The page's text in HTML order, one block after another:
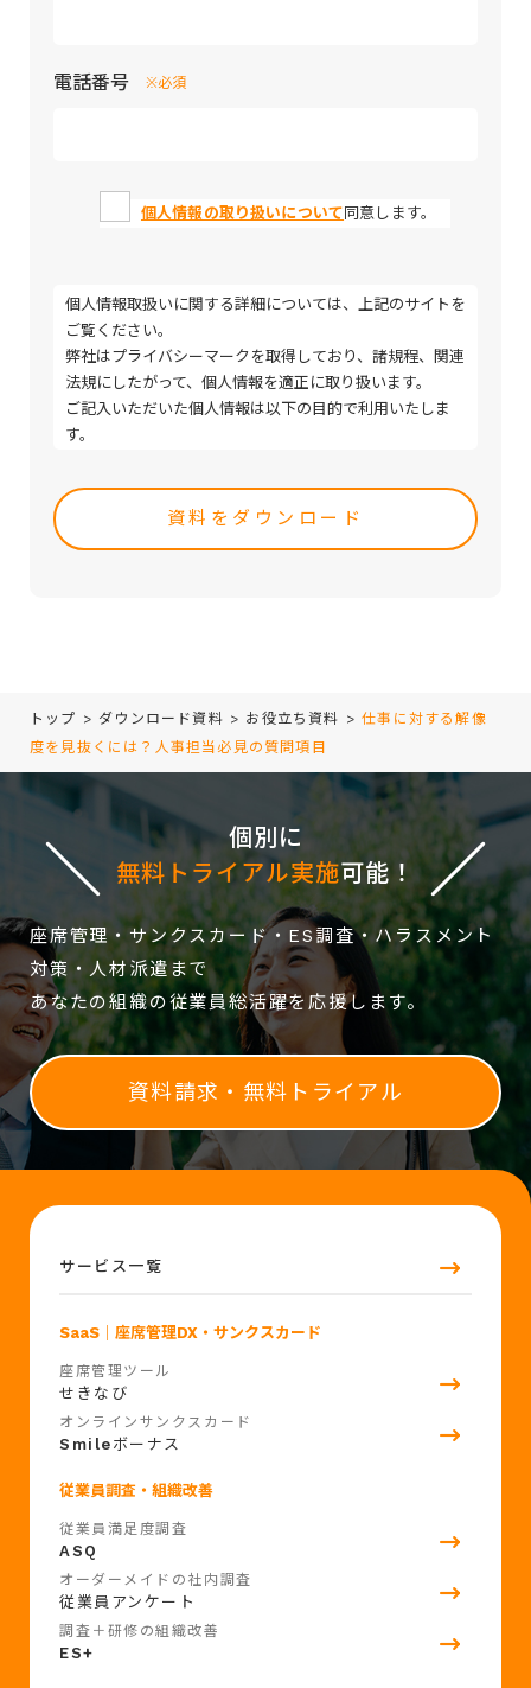
電話番号 ※必須
個人情報の取り扱いについて 同意します。
個人情報取扱いに関する詳細については、上記のサイトを
ご覧ください。
弊社はプライバシーマークを取得しており、諸規程、関連
法規にしたがって、個人情報を適正に取り扱います。
ご記入いただいた個人情報は以下の目的で利用いたしま
す。
注、決済および対応
・取引（提案）に基づく役務等の授受
・当社サービス等に関する情報の提供、収集および伝達
leave
this
field
トップ > ダウンロード資料 > お役立ち資料 >仕事に対する解像
度を見抜くには？人事担当必見の質問項目
個別に
無料トライアル実施可能！
座席管理・サンクスカード・ES調査・ハラスメント
対策・人材派遣まで
あなたの組織の従業員総活躍を応援します。
資料請求・無料トライアル
サービス一覧
SaaS ｜座席管理DX・サンクスカード
座席管理ツール
せきなび
オンラインサンクスカード
Smile ボーナス
従業員調査・組織改善
従業員満足度調査
ASQ
オーダーメイドの社内調査
従業員アンケート
調査＋研修の組織改善
ES+